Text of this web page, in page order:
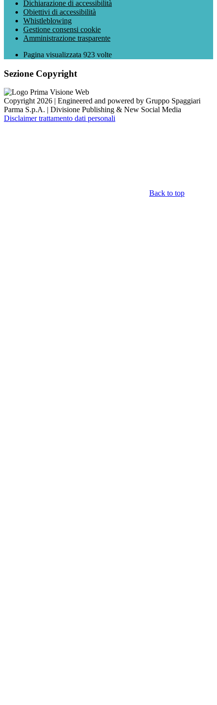
Dichiarazione di accessibilità
Obiettivi di accessibilità
Whistleblowing
Gestione consensi cookie
Amministrazione trasparente
Pagina visualizzata 923 volte
Sezione Copyright
Copyright 2026 | Engineered and powered by Gruppo Spaggiari
Parma S.p.A. | Divisione Publishing & New Social Media
Disclaimer trattamento dati personali
Back to top